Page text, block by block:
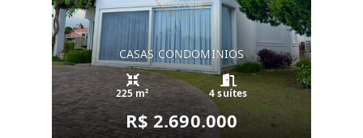
CASAS CONDOMINIOS
225 m² 4 suítes
R$ 2.690.000